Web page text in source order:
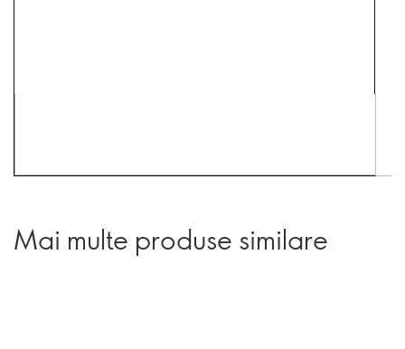
Mai multe produse similare